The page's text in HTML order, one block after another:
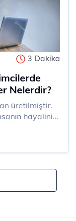
3 Dakika
Nelerdir?
hayalini
işinizi